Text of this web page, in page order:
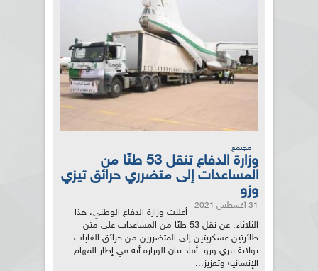
مجتمع
وزارة الدفاع تنقل 53 طنًا من
المساعدات إلى متضرري حرائق تيزي
وزو
31 أغسطس 2021
أعلنت وزارة الدفاع الوطني، هذا
الثلاثاء، عن نقل 53 طنًا من المساعدات على متن
طائرتين عسكريتين إلى المتضررين من حرائق الغابات
بولاية تيزي وزو. أفاد بيان الوزارة أنه في إطار المهام
الإنسانية وتعزيز...